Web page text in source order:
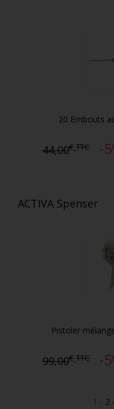
20 Embouts
44,00€ TTC -
ACTIVA Spenser
Pistoler
99,00€ TTC -
1 - 2 -